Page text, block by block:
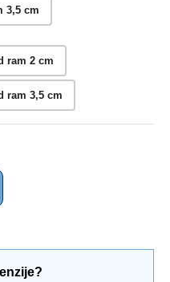
3,5 cm
ram 2 cm
ram 3,5 cm